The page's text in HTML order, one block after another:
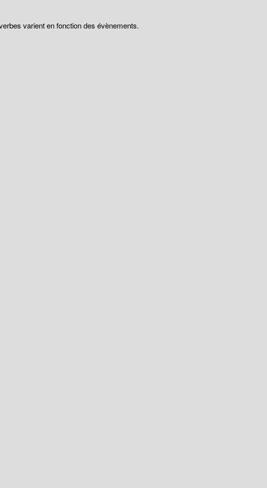
varient en fonction des évènements.